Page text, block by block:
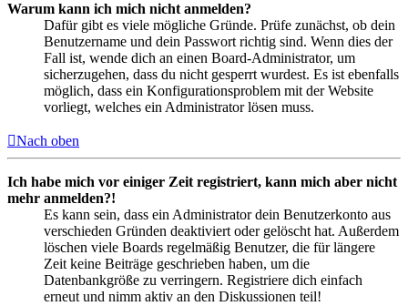
Warum kann ich mich nicht anmelden?
Dafür gibt es viele mögliche Gründe. Prüfe zunächst, ob dein
Benutzername und dein Passwort richtig sind. Wenn dies der
Fall ist, wende dich an einen Board-Administrator, um
sicherzugehen, dass du nicht gesperrt wurdest. Es ist ebenfalls
möglich, dass ein Konfigurationsproblem mit der Website
vorliegt, welches ein Administrator lösen muss.
Nach oben
Ich habe mich vor einiger Zeit registriert, kann mich aber nicht
mehr anmelden?!
Es kann sein, dass ein Administrator dein Benutzerkonto aus
verschieden Gründen deaktiviert oder gelöscht hat. Außerdem
löschen viele Boards regelmäßig Benutzer, die für längere
Zeit keine Beiträge geschrieben haben, um die
Datenbankgröße zu verringern. Registriere dich einfach
erneut und nimm aktiv an den Diskussionen teil!